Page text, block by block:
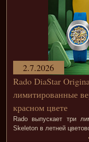
Rado DiaStar
лимитированные
красном цвете
Rado выпускает три
Skeleton в летней
2.7.2026